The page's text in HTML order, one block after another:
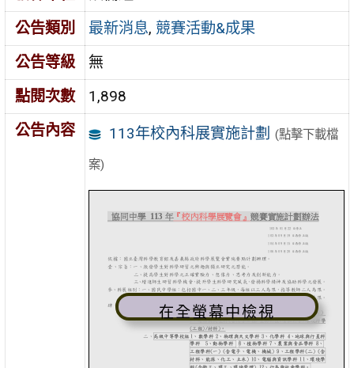
公告類別
最新消息, 競賽活動&成果
公告等級
無
點閱次數
1,898
公告內容
113年校內科展實施計劃 (點擊下載檔
案)
在全螢幕中檢視